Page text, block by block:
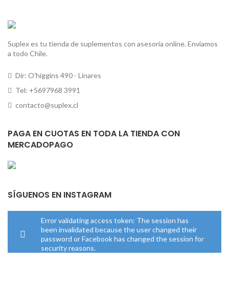
Suplex es tu tienda de suplementos con asesoría online. Enviamos
a todo Chile.
Dir: O'higgins 490 - Linares
Tel: +5697968 3991
contacto@suplex.cl
PAGA EN CUOTAS EN TODA LA TIENDA CON
MERCADOPAGO
SÍGUENOS EN INSTAGRAM
Error validating access token: The session has
been invalidated because the user changed their
password or Facebook has changed the session for
security reasons.